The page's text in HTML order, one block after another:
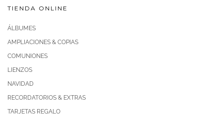
TIENDA ONLINE
ÁLBUMES
AMPLIACIONES & COPIAS
COMUNIONES
LIENZOS
NAVIDAD
RECORDATORIOS & EXTRAS
TARJETAS REGALO